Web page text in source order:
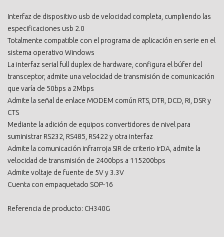
Interfaz de dispositivo usb de velocidad completa, cumpliendo las
especificaciones usb 2.0
Totalmente compatible con el programa de aplicación en serie en el
sistema operativo Windows
La interfaz serial full duplex de hardware, configura el búfer del
transceptor, admite una velocidad de transmisión de comunicación
que varía de 50bps a 2Mbps
Admite la señal de enlace MODEM común RTS, DTR, DCD, RI, DSR y
CTS
Mediante la adición de equipos convertidores de nivel para
suministrar RS232, RS485, RS422 y otra interfaz
Admite la comunicación infrarroja SIR de criterio IrDA, admite la
velocidad de transmisión de 2400bps a 115200bps
Admite voltaje de fuente de 5V y 3.3V
Cuenta con empaquetado SOP-16
Referencia de producto: CH340G